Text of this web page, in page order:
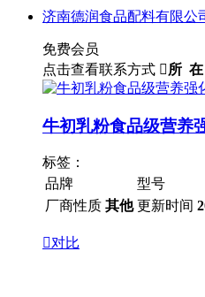
济南德润食品配料有限公
免费会员
点击查看联系方式 所
牛初乳粉食品级营养
标签：
品牌
型号
厂商性质 其他 更新时间
对比